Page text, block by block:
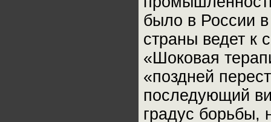
было в России
страны ведет к
«Шоковая
«поздней
последующий
градус борьбы,